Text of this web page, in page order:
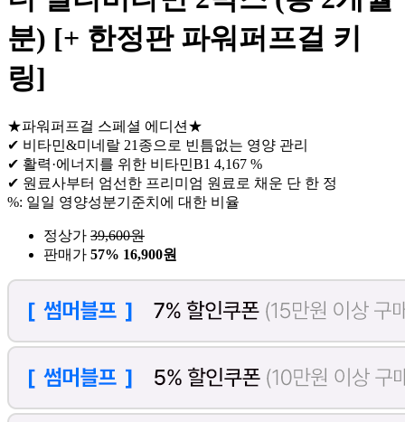
분) [+ 한정판 파워퍼프걸 키
링]
★파워퍼프걸 스페셜 에디션★
✔ 비타민&미네랄 21종으로 빈틈없는 영양 관리
✔ 활력·에너지를 위한 비타민B1 4,167 %
✔ 원료사부터 엄선한 프리미엄 원료로 채운 단 한 정
%: 일일 영양성분기준치에 대한 비율
정상가 39,600원
판매가 57% 16,900원